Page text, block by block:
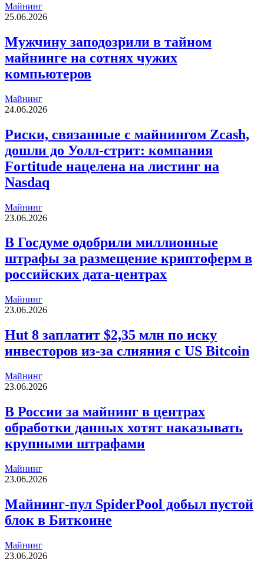
Майнинг
25.06.2026
Мужчину заподозрили в тайном
майнинге на сотнях чужих
компьютеров
Майнинг
24.06.2026
Риски, связанные с майнингом Zcash,
дошли до Уолл-стрит: компания
Fortitude нацелена на листинг на
Nasdaq
Майнинг
23.06.2026
В Госдуме одобрили миллионные
штрафы за размещение криптоферм в
российских дата-центрах
Майнинг
23.06.2026
Hut 8 заплатит $2,35 млн по иску
инвесторов из-за слияния с US Bitcoin
Майнинг
23.06.2026
В России за майнинг в центрах
обработки данных хотят наказывать
крупными штрафами
Майнинг
23.06.2026
Майнинг-пул SpiderPool добыл пустой
блок в Биткоине
Майнинг
23.06.2026